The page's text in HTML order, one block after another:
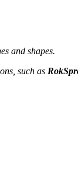
and shapes.
such as